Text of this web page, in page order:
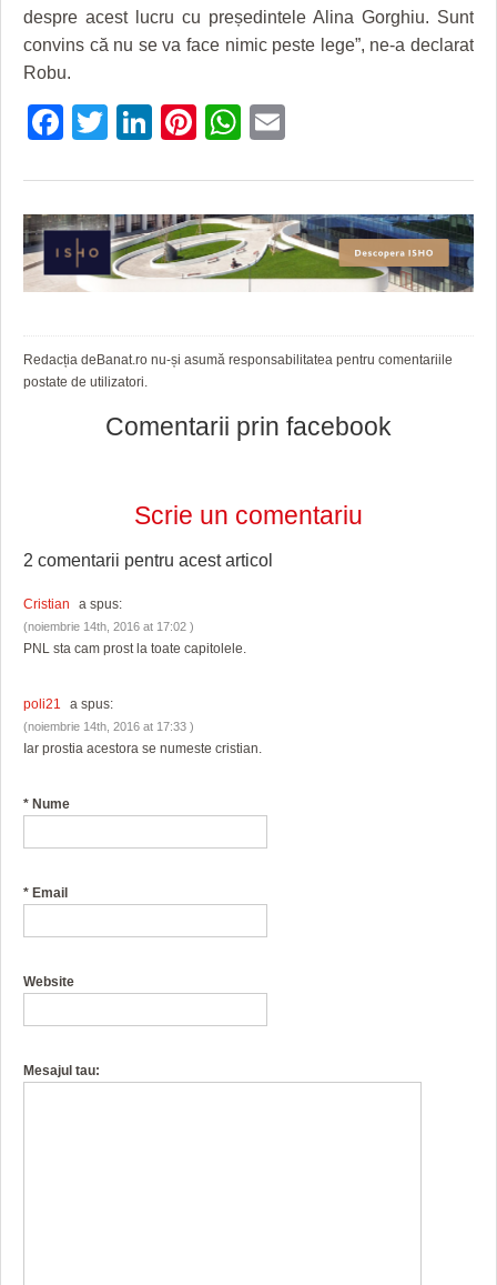
despre acest lucru cu președintele Alina Gorghiu. Sunt
convins că nu se va face nimic peste lege”, ne-a declarat
Robu.
Facebook
Twitter
LinkedIn
Pinterest
WhatsApp
Redacția deBanat.ro nu-și asumă responsabilitatea pentru comentariile
postate de utilizatori.
Comentarii prin facebook
Scrie un comentariu
2 comentarii pentru acest articol
Cristian a spus:
(noiembrie 14th, 2016 at 17:02 )
PNL sta cam prost la toate capitolele.
poli21 a spus:
(noiembrie 14th, 2016 at 17:33 )
Iar prostia acestora se numeste cristian.
* Nume
* Email
Website
Mesajul tau: